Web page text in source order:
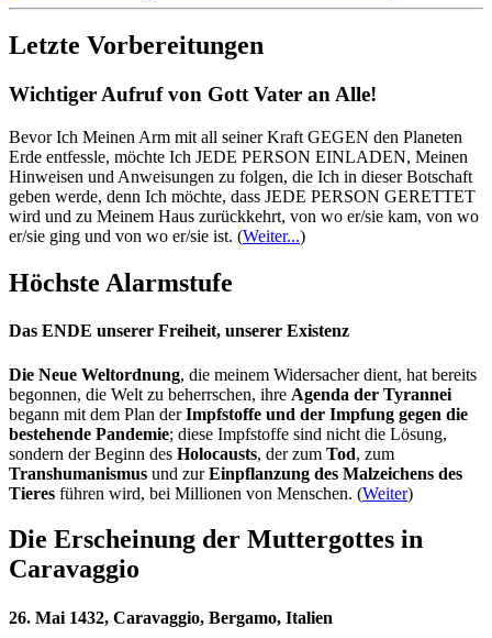
Letzte Vorbereitungen
Wichtiger Aufruf von Gott Vater an Alle!
Bevor Ich Meinen Arm mit all seiner Kraft GEGEN den Planeten
Erde entfessle, möchte Ich JEDE PERSON EINLADEN, Meinen
Hinweisen und Anweisungen zu folgen, die Ich in dieser Botschaft
geben werde, denn Ich möchte, dass JEDE PERSON GERETTET
wird und zu Meinem Haus zurückkehrt, von wo er/sie kam, von wo
er/sie ging und von wo er/sie ist. (Weiter...)
Höchste Alarmstufe
Das ENDE unserer Freiheit, unserer Existenz
Die Neue Weltordnung, die meinem Widersacher dient, hat bereits
begonnen, die Welt zu beherrschen, ihre Agenda der Tyrannei
begann mit dem Plan derImpfstoffe und der Impfung gegen die
bestehende Pandemie; diese Impfstoffe sind nicht die Lösung,
sondern der Beginn des Holocausts, der zum Tod, zum
Transhumanismus und zurEinpflanzung des Malzeichens des
Tieres führen wird, bei Millionen von Menschen. (Weiter)
Die Erscheinung der Muttergottes in
Caravaggio
26. Mai 1432, Caravaggio, Bergamo, Italien